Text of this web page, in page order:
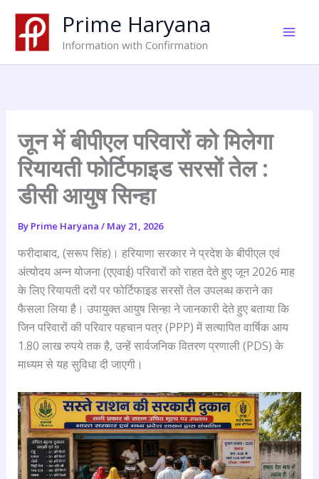
content
Prime Haryana
Information with Confirmation
जून में बीपीएल परिवारों को मिलेगा
रियायती फोर्टिफाइड सरसों तेल :
डीसी आयुष सिन्हा
By Prime Haryana / May 21, 2026
फरीदाबाद, (सरूप सिंह)। हरियाणा सरकार ने प्रदेश के बीपीएल एवं
अंत्योदय अन्न योजना (एएवाई) परिवारों को राहत देते हुए जून 2026 माह
के लिए रियायती दरों पर फोर्टिफाइड सरसों तेल उपलब्ध कराने का
फैसला लिया है। उपायुक्त आयुष सिन्हा ने जानकारी देते हुए बताया कि
जिन परिवारों की परिवार पहचान पत्र (PPP) में सत्यापित वार्षिक आय
1.80 लाख रुपये तक है, उन्हें सार्वजनिक वितरण प्रणाली (PDS) के
माध्यम से यह सुविधा दी जाएगी।